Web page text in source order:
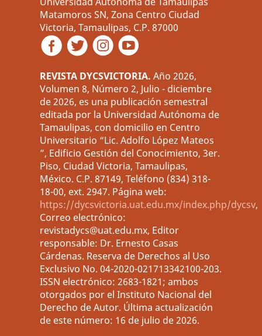
Matamoros SN, Zona Centro Ciudad
Victoria, Tamaulipas, C.P. 87000
REVISTA DYCSVICTORIA. Año 2026,
Volumen 8, Número 2, Julio - diciembre
de 2026, es una publicación semestral
editada por la Universidad Autónoma de
Tamaulipas, con domicilio en Centro
Universitario “Lic. Adolfo López Mateos
”, Edificio Gestión del Conocimiento, 3er.
Piso, Ciudad Victoria, Tamaulipas,
México. C.P. 87149, Teléfono (834) 318-
18-00, ext. 2947. Página web:
https://dycsvictoria.uat.edu.mx/index.php/dycsv,
Correo electrónico:
revistadycs@uat.edu.mx, Editor
responsable: Dr. Ernesto Casas
Cárdenas. Reserva de Derechos al Uso
Exclusivo No. 04-2020-021713342100-203.
ISSN electrónico: 2683-1821; ambos
otorgados por el Instituto Nacional del
Derecho de Autor. Última actualización
de este número: 16 de julio de 2026.